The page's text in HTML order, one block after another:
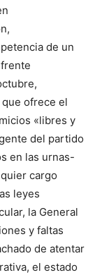
de un
ofrece el
«libres y
del partido
en las urnas-
cargo
leyes
la General
y faltas
de atentar
el estado